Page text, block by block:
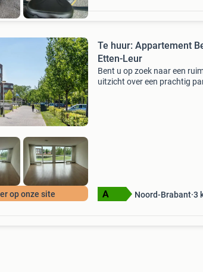
op onze site
Te huur: Appartement
Etten-Leur
Bent u op zoek naar een
uitzicht over een prachtig
Noord-Brabant 3